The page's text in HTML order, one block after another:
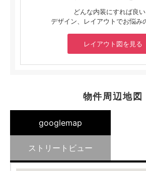
どんな内装にすれば良い
デザイン、レイアウトでお悩み
レイアウト図を見る
物件周辺地図
googlemap
ストリートビュー